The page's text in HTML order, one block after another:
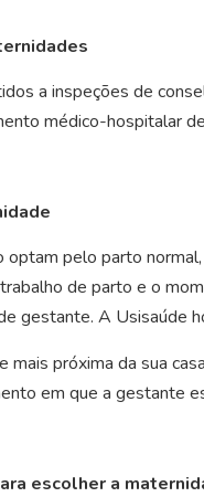
a inspeções de
médico-hospitalar
optam pelo parto
de parto e o
gestante. A Usisaúde
mais próxima da sua
em que a gestante
escolher a